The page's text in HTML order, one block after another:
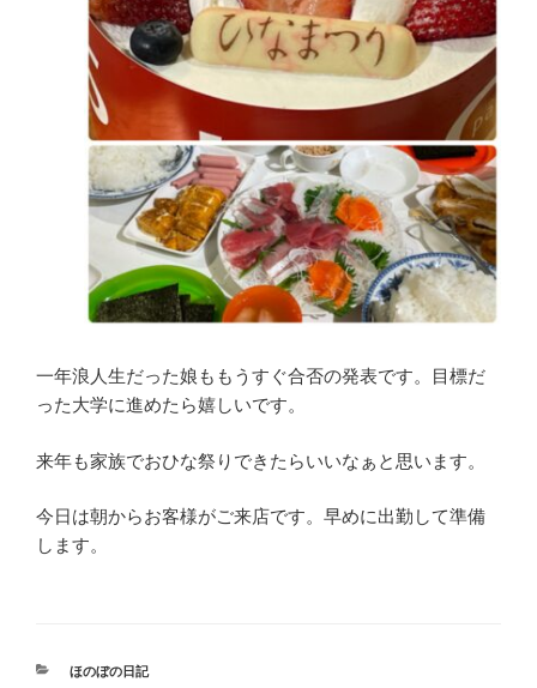
一年浪人生だった娘ももうすぐ合否の発表です。目標だ
った大学に進めたら嬉しいです。
来年も家族でおひな祭りできたらいいなぁと思います。
今日は朝からお客様がご来店です。早めに出勤して準備
します。
カ
ほのぼの日記